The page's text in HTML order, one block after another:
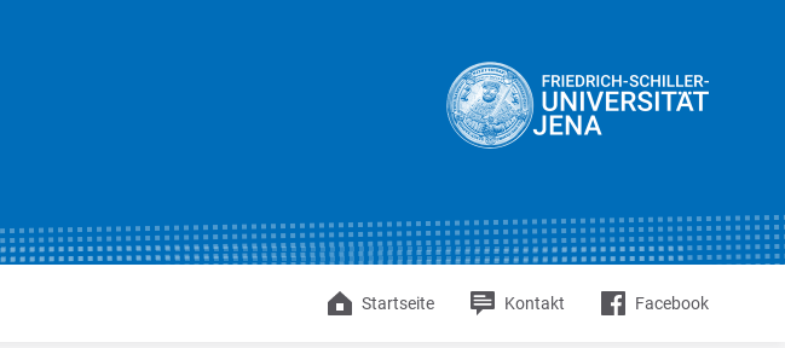
Startseite Kontakt Facebook